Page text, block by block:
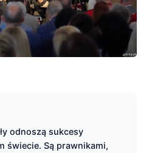
odnoszą sukcesy
świecie. Są prawnikami,